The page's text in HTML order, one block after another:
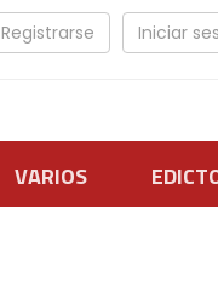
Iniciar
Registrarse
VARIOS